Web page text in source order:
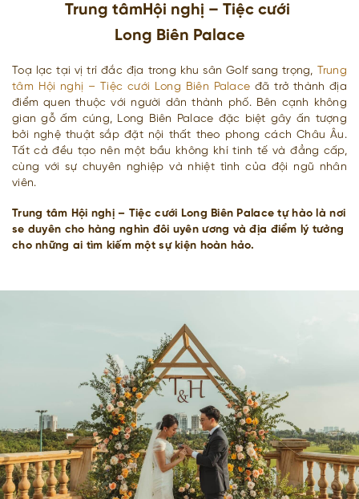
Trung tâm Hội nghị – Tiệc cưới
Long Biên Palace
Toạ lạc tại vị trí đắc địa trong khu sân Golf sang trọng, Trung
tâm Hội nghị – Tiệc cưới Long Biên Palace đã trở thành địa
điểm quen thuộc với người dân thành phố. Bên cạnh không
gian gỗ ấm cúng, Long Biên Palace đặc biệt gây ấn tượng
bởi nghệ thuật sắp đặt nội thất theo phong cách Châu Âu.
Tất cả đều tạo nên một bầu không khí tinh tế và đẳng cấp,
cùng với sự chuyên nghiệp và nhiệt tình của đội ngũ nhân
viên.
Trung tâm Hội nghị – Tiệc cưới Long Biên Palace tự hào là nơi
se duyên cho hàng nghìn đôi uyên ương và địa điểm lý tưởng
cho những ai tìm kiếm một sự kiện hoàn hảo.